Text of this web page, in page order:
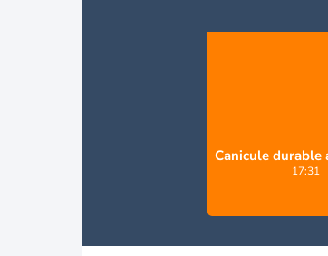
Canicule durable
17:31